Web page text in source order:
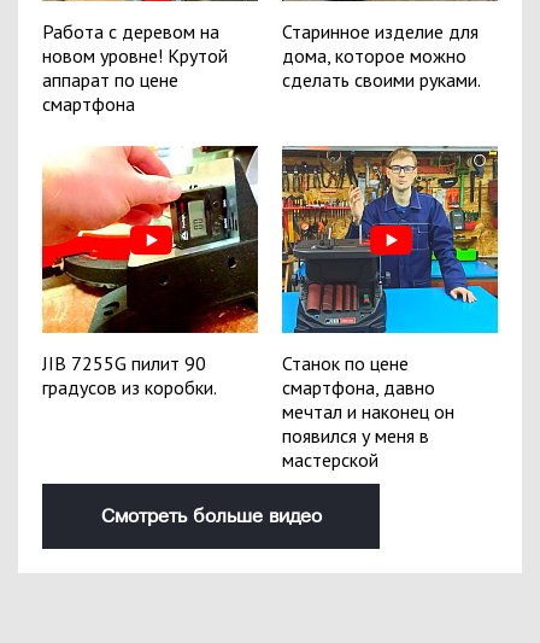
Работа с деревом на
новом уровне! Крутой
аппарат по цене
смартфона
Старинное изделие для
дома, которое можно
сделать своими руками.
JIB 7255G пилит 90
градусов из коробки.
Станок по цене
смартфона, давно
мечтал и наконец он
появился у меня в
мастерской
Смотреть больше видео